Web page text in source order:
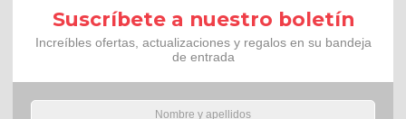
Suscríbete a nuestro boletín
Increíbles ofertas, actualizaciones y regalos en su bandeja
de entrada